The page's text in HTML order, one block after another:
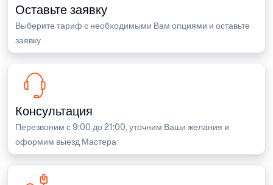
Оставьте заявку
Выберите тариф с необходимыми Вам опциями и оставьте
заявку
Консультация
Перезвоним с 9:00 до 21:00, уточним Ваши желания и
оформим выезд Мастера